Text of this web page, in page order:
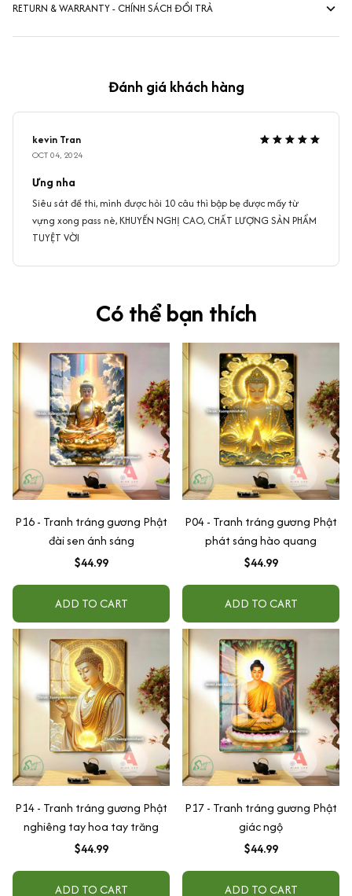
RETURN & WARRANTY - CHÍNH SÁCH ĐỔI TRẢ
Đánh giá khách hàng
kevin Tran
OCT 04, 2024
Ưng nha
Siêu sát đề thi, mình được hỏi 10 câu thì bập bẹ được mấy từ
vựng xong pass nè, KHUYẾN NGHỊ CAO, CHẤT LƯỢNG SẢN PHẨM
TUYỆT VỜI
Có thể bạn thích
P16 - Tranh tráng gương Phật
đài sen ánh sáng
$44.99
ADD TO CART
P04 - Tranh tráng gương Phật
phát sáng hào quang
$44.99
ADD TO CART
P14 - Tranh tráng gương Phật
nghiêng tay hoa tay trăng
$44.99
ADD TO CART
P17 - Tranh tráng gương Phật
giác ngộ
$44.99
ADD TO CART